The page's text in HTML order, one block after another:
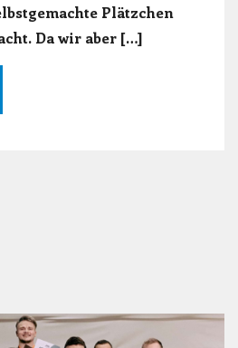
Plätzchen
Da wir aber […]